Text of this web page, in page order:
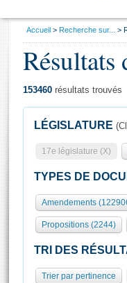
Présidence
577 députés
Groupes
Séance publique
Commissions et
Europe et
Pétitions
Général
Rôle et pouvoirs
Organisation de
Présidence
Statistiques et
Visiter
Visite virtuelle du
Assister à une
Vous
Accueil Recherche sur...
Résultats
153460 résultats trouvés
LÉGISLATURE
17e législature (X)
TYPES DE
Amendements
Propositions (2244)
TRI DES
Trier par pertinence